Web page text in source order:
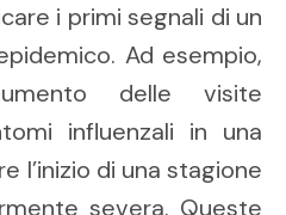
i primi segnali di un
Ad esempio,
delle visite
influenzali in una
l’inizio di una stagione
severa. Queste